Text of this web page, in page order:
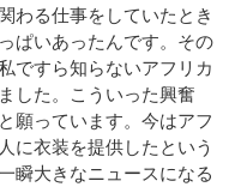
わる仕事をしていたとき
ぱいあったんです。その
ですら知らないアフリカ
した。こういった興奮
願っています。今はアフ
に衣装を提供したという
瞬大きなニュースになる